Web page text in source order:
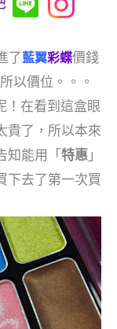
了藍翼彩蝶價錢
以價位。。。
在看到這盒眼
貴了，所以本來
知能用「 特惠 」
下去了第一次買